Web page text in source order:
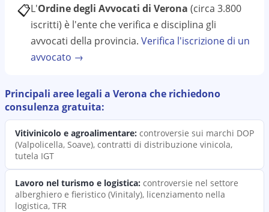
📋L'Ordine degli Avvocati di Verona (circa 3.800
iscritti) è l'ente che verifica e disciplina gli
avvocati della provincia. Verifica l'iscrizione di un
avvocato →
Principali aree legali a Verona che richiedono
consulenza gratuita:
Vitivinicolo e agroalimentare: controversie sui marchi DOP
(Valpolicella, Soave), contratti di distribuzione vinicola,
tutela IGT
Lavoro nel turismo e logistica: controversie nel settore
alberghiero e fieristico (Vinitaly), licenziamento nella
logistica, TFR